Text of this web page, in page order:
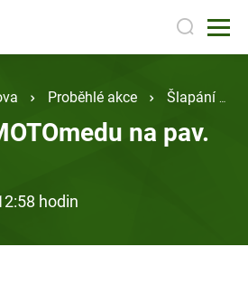
Proběhlé akce Šlapání na MOTOmedu na pav. A
na pav.
hodin